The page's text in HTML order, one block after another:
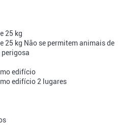
25 kg
25 kg Não se permitem animais de
edifício
edifício 2 lugares